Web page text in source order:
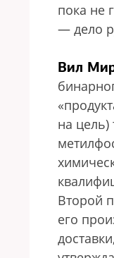
пока не
— дело
Вил
на
Второй
его